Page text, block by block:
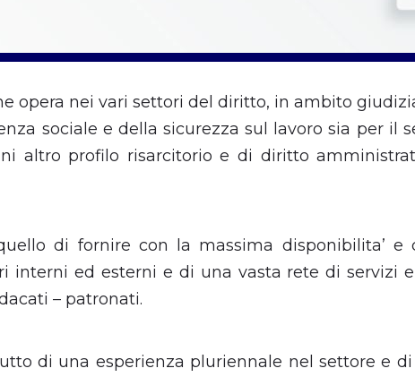
opera nei vari settori del diritto, in ambito
sociale e della sicurezza sul lavoro sia per
altro profilo risarcitorio e di diritto
di fornire con la massima disponibilita’ e
interni ed esterni e di una vasta rete di servizi
– patronati.
di una esperienza pluriennale nel settore e